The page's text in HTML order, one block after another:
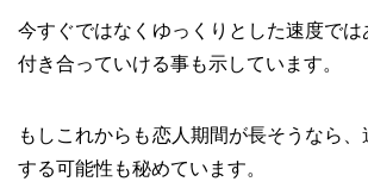
今すぐではなくゆっくりとした速度では
付き合っていける事も示しています。
もしこれからも恋人期間が長そうなら
する可能性も秘めています。